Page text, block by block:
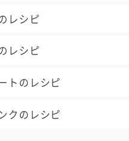
レシピ
レシピ
トのレシピ
クのレシピ